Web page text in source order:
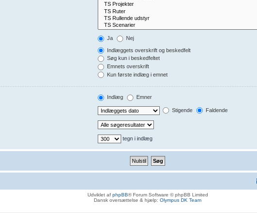
Ja Nej
Indlæggets overskrift og beskedfelt
Søg kun i beskedfeltet
Emnets overskrift
Kun første indlæg i emnet
Indlæg Emner
Stigende Faldende
tegn i indlæg
Udviklet af phpBB® Forum Software © phpBB Limited
Dansk oversættelse & hjælp: Olympus DK Team